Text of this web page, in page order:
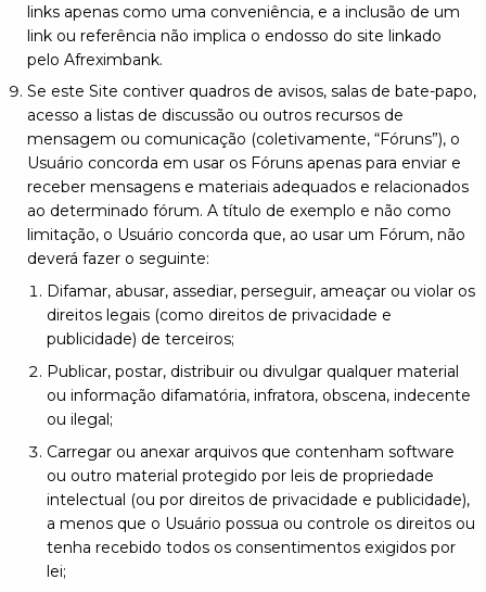
links apenas como uma conveniência, e a inclusão de um
link ou referência não implica o endosso do site linkado
pelo Afreximbank.
Se este Site contiver quadros de avisos, salas de bate-papo,
acesso a listas de discussão ou outros recursos de
mensagem ou comunicação (coletivamente, “Fóruns”), o
Usuário concorda em usar os Fóruns apenas para enviar e
receber mensagens e materiais adequados e relacionados
ao determinado fórum. A título de exemplo e não como
limitação, o Usuário concorda que, ao usar um Fórum, não
deverá fazer o seguinte:
Difamar, abusar, assediar, perseguir, ameaçar ou violar os
direitos legais (como direitos de privacidade e
publicidade) de terceiros;
Publicar, postar, distribuir ou divulgar qualquer material
ou informação difamatória, infratora, obscena, indecente
ou ilegal;
Carregar ou anexar arquivos que contenham software
ou outro material protegido por leis de propriedade
intelectual (ou por direitos de privacidade e publicidade),
a menos que o Usuário possua ou controle os direitos ou
tenha recebido todos os consentimentos exigidos por
lei;